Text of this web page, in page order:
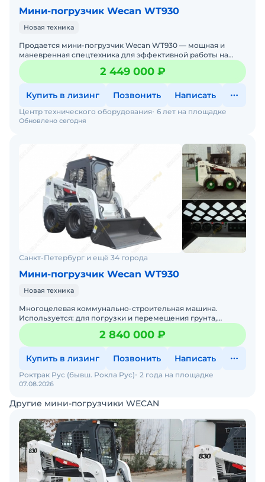
Мини-погрузчик Wecan WT930
Новая техника
Продается мини-погрузчик Wecan WT930 — мощная и
маневренная спецтехника для эффективной работы на
стройплощадках, дорогах и в коммунальном хозяйстве.
Если вам н
2 449 000 ₽
Купить в лизинг Позвонить Написать
Обновлено сегодня
Центр технического оборудования 6 лет на площадке
Санкт-Петербург и ещё 34 города
Мини-погрузчик Wecan WT930
Новая техника
Многоцелевая коммунально-строительная машина.
Используется: для погрузки и перемещения грунта,
сыпучих пород, кусковых материалов; планировки участков
местности
2 840 000 ₽
Купить в лизинг Позвонить Написать
07.08.2026
Роктрак Рус (бывш. Рокла Рус) 2 года на площадке
Другие мини-погрузчики WECAN